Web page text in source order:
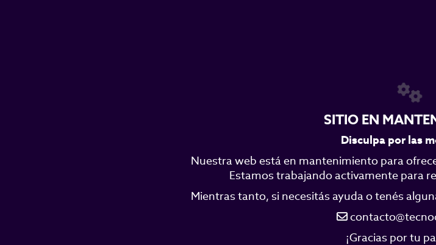
SITIO EN
Disculpa por las
Nuestra web está en mantenimiento para
Estamos trabajando activamente para
Mientras tanto, si necesitás ayuda o tenés
¡Gracias por tu